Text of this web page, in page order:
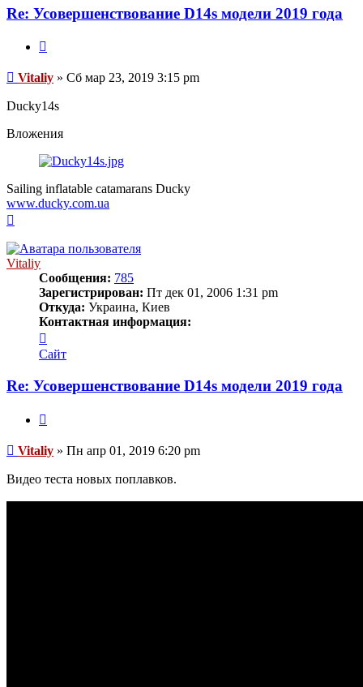
Re: Усовершенствование D14s модели 2019 года
Сообщение
Vitaliy » Сб мар 23, 2019 3:15 pm
Ducky14s
Вложения
Sailing inflatable catamarans Ducky
www.ducky.com.ua
началу
Vitaliy
Сообщения: 785
Зарегистрирован: Пт дек 01, 2006 1:31 pm
Откуда: Украина, Киев
Контактная информация:
информация
пользователя
Сайт
Re: Усовершенствование D14s модели 2019 года
Сообщение
Vitaliy » Пн апр 01, 2019 6:20 pm
Видео теста новых поплавков.